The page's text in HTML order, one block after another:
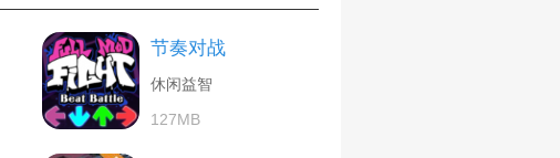
节奏对战
休闲益智
127MB